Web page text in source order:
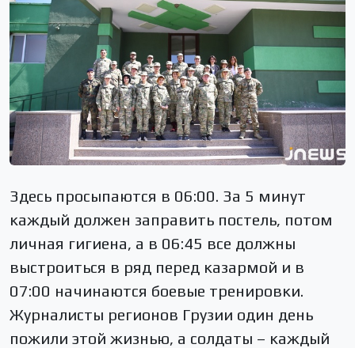
Здесь просыпаются в 06:00. За 5 минут
каждый должен заправить постель, потом
личная гигиена, а в 06:45 все должны
выстроиться в ряд перед казармой и в
07:00 начинаются боевые тренировки.
Журналисты регионов Грузии один день
пожили этой жизнью, а солдаты – каждый